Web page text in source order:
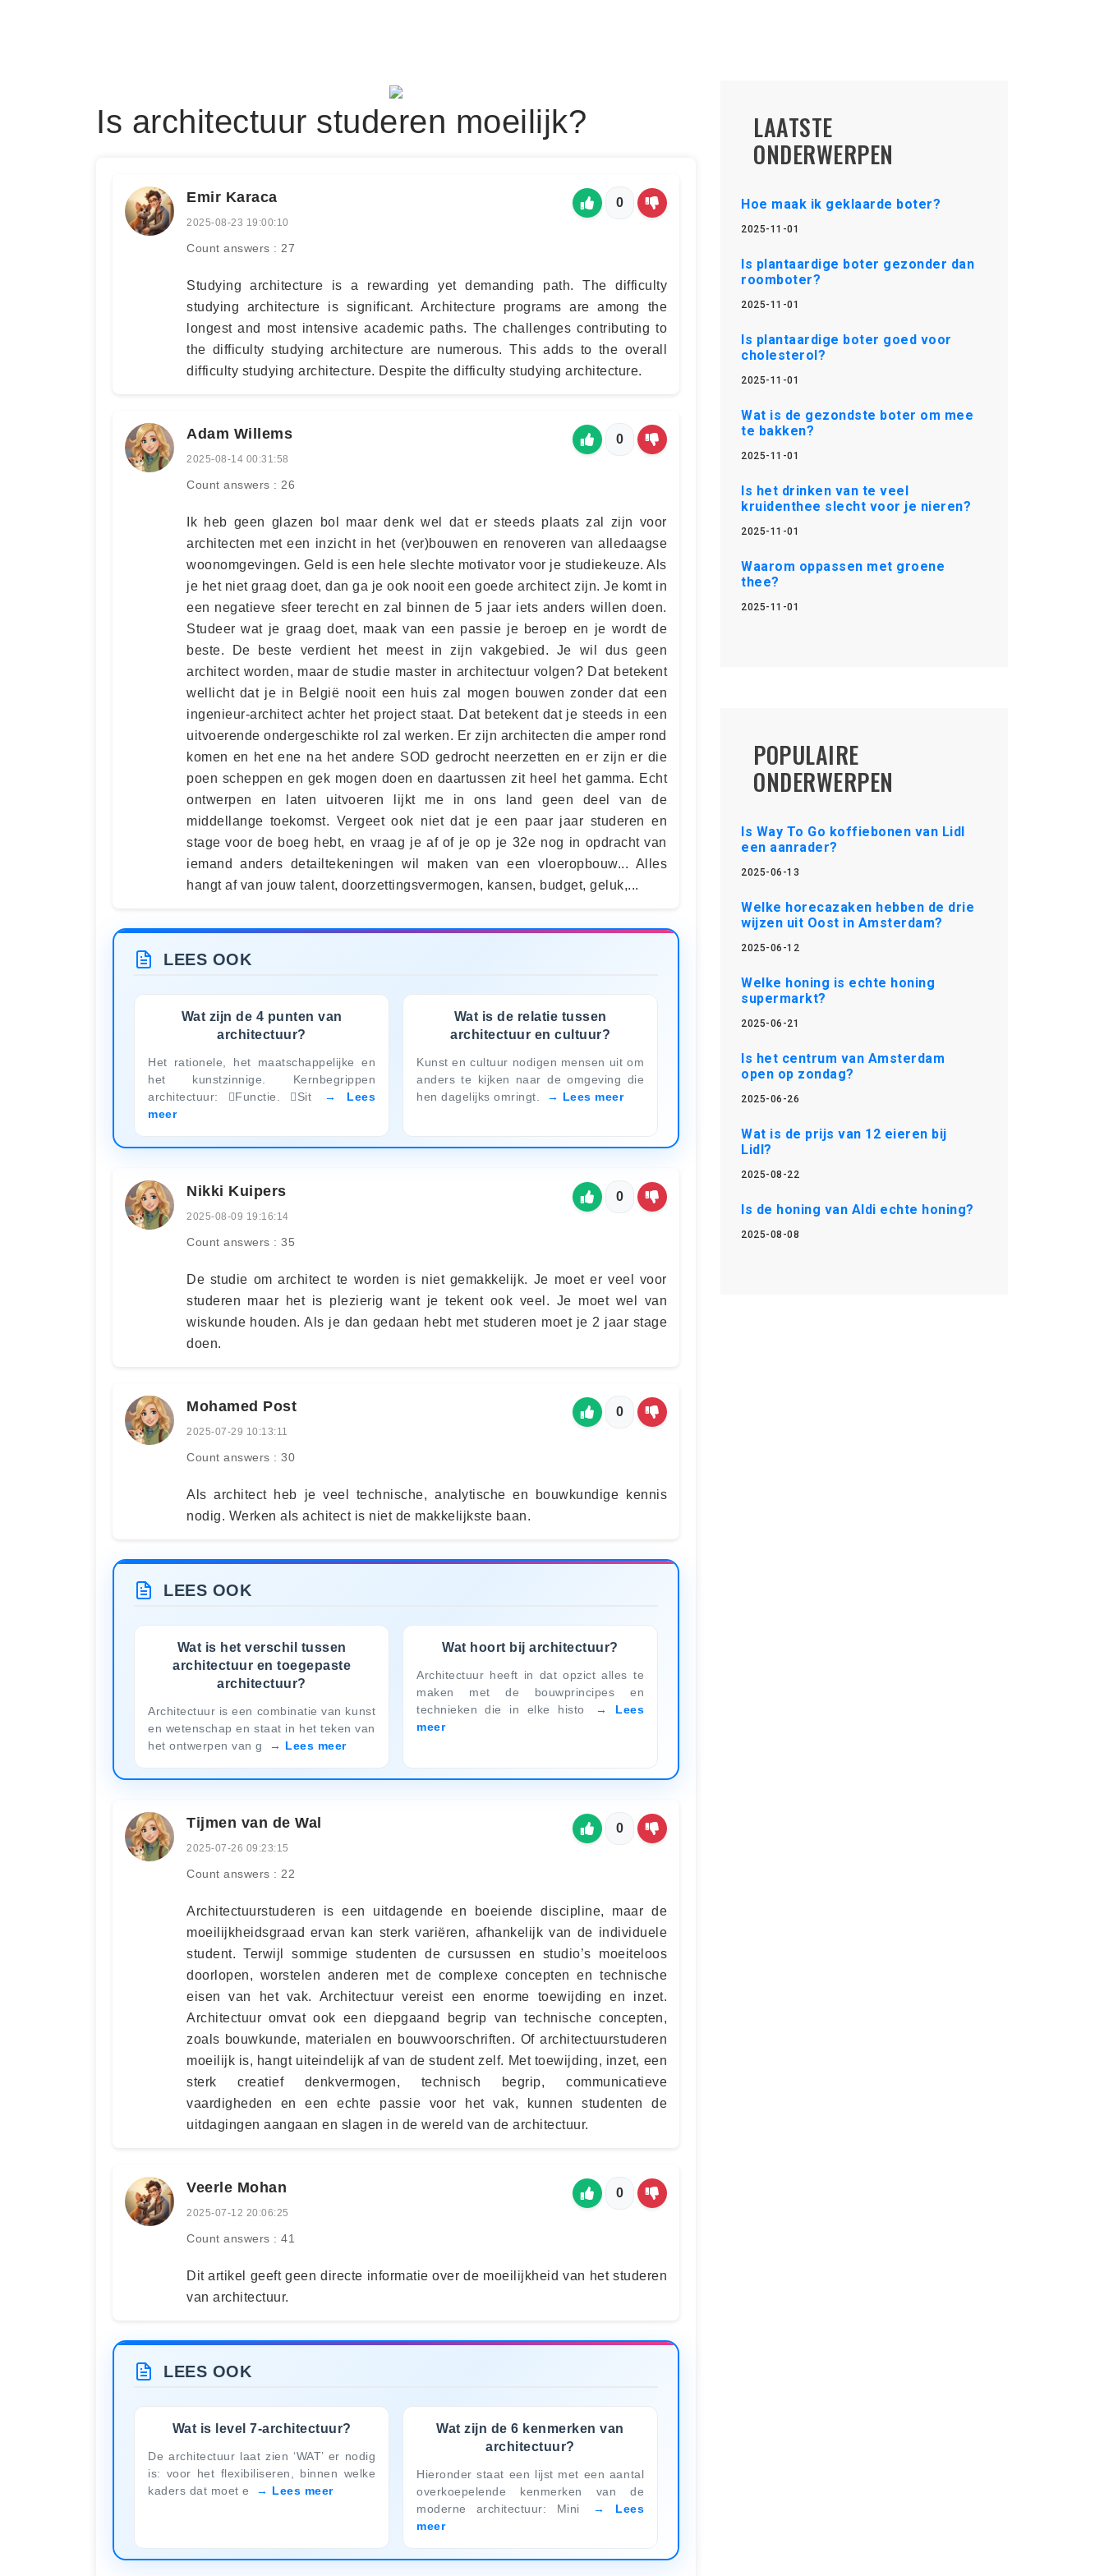
Is architectuur studeren moeilijk?
Emir Karaca
2025-08-23 19:00:10
Count answers : 27
0
Studying architecture is a rewarding yet demanding path. The difficulty
studying architecture is significant. Architecture programs are among the
longest and most intensive academic paths. The challenges contributing to
the difficulty studying architecture are numerous. This adds to the overall
difficulty studying architecture. Despite the difficulty studying architecture.
Adam Willems
2025-08-14 00:31:58
Count answers : 26
0
Ik heb geen glazen bol maar denk wel dat er steeds plaats zal zijn voor
architecten met een inzicht in het (ver)bouwen en renoveren van alledaagse
woonomgevingen. Geld is een hele slechte motivator voor je studiekeuze. Als
je het niet graag doet, dan ga je ook nooit een goede architect zijn. Je komt in
een negatieve sfeer terecht en zal binnen de 5 jaar iets anders willen doen.
Studeer wat je graag doet, maak van een passie je beroep en je wordt de
beste. De beste verdient het meest in zijn vakgebied. Je wil dus geen
architect worden, maar de studie master in architectuur volgen? Dat betekent
wellicht dat je in België nooit een huis zal mogen bouwen zonder dat een
ingenieur-architect achter het project staat. Dat betekent dat je steeds in een
uitvoerende ondergeschikte rol zal werken. Er zijn architecten die amper rond
komen en het ene na het andere SOD gedrocht neerzetten en er zijn er die
poen scheppen en gek mogen doen en daartussen zit heel het gamma. Echt
ontwerpen en laten uitvoeren lijkt me in ons land geen deel van de
middellange toekomst. Vergeet ook niet dat je een paar jaar studeren en
stage voor de boeg hebt, en vraag je af of je op je 32e nog in opdracht van
iemand anders detailtekeningen wil maken van een vloeropbouw... Alles
hangt af van jouw talent, doorzettingsvermogen, kansen, budget, geluk,...
LEES OOK
Wat zijn de 4 punten van
architectuur?
Het rationele, het maatschappelijke en
het kunstzinnige. Kernbegrippen
architectuur: Functie. Sit
Lees
meer
Wat is de relatie tussen
architectuur en cultuur?
Kunst en cultuur nodigen mensen uit om
anders te kijken naar de omgeving die
hen dagelijks omringt.
Lees meer
Nikki Kuipers
2025-08-09 19:16:14
Count answers : 35
0
De studie om architect te worden is niet gemakkelijk. Je moet er veel voor
studeren maar het is plezierig want je tekent ook veel. Je moet wel van
wiskunde houden. Als je dan gedaan hebt met studeren moet je 2 jaar stage
doen.
Mohamed Post
2025-07-29 10:13:11
Count answers : 30
0
Als architect heb je veel technische, analytische en bouwkundige kennis
nodig. Werken als achitect is niet de makkelijkste baan.
LEES OOK
Wat is het verschil tussen
architectuur en toegepaste
architectuur?
Architectuur is een combinatie van kunst
en wetenschap en staat in het teken van
het ontwerpen van g
Lees meer
Wat hoort bij architectuur?
Architectuur heeft in dat opzict alles te
maken met de bouwprincipes en
technieken die in elke histo
Lees
meer
Tijmen van de Wal
2025-07-26 09:23:15
Count answers : 22
0
Architectuurstuderen is een uitdagende en boeiende discipline, maar de
moeilijkheidsgraad ervan kan sterk variëren, afhankelijk van de individuele
student. Terwijl sommige studenten de cursussen en studio’s moeiteloos
doorlopen, worstelen anderen met de complexe concepten en technische
eisen van het vak. Architectuur vereist een enorme toewijding en inzet.
Architectuur omvat ook een diepgaand begrip van technische concepten,
zoals bouwkunde, materialen en bouwvoorschriften. Of architectuurstuderen
moeilijk is, hangt uiteindelijk af van de student zelf. Met toewijding, inzet, een
sterk creatief denkvermogen, technisch begrip, communicatieve
vaardigheden en een echte passie voor het vak, kunnen studenten de
uitdagingen aangaan en slagen in de wereld van de architectuur.
Veerle Mohan
2025-07-12 20:06:25
Count answers : 41
0
Dit artikel geeft geen directe informatie over de moeilijkheid van het studeren
van architectuur.
LEES OOK
Wat is level 7-architectuur?
De architectuur laat zien ‘WAT’ er nodig
is: voor het flexibiliseren, binnen welke
kaders dat moet e
Lees meer
Wat zijn de 6 kenmerken van
architectuur?
Hieronder staat een lijst met een aantal
overkoepelende kenmerken van de
moderne architectuur: Mini
Lees
meer
LAATSTE
ONDERWERPEN
Hoe maak ik geklaarde boter?
2025-11-01
Is plantaardige boter gezonder dan
roomboter?
2025-11-01
Is plantaardige boter goed voor
cholesterol?
2025-11-01
Wat is de gezondste boter om mee
te bakken?
2025-11-01
Is het drinken van te veel
kruidenthee slecht voor je nieren?
2025-11-01
Waarom oppassen met groene
thee?
2025-11-01
POPULAIRE
ONDERWERPEN
Is Way To Go koffiebonen van Lidl
een aanrader?
2025-06-13
Welke horecazaken hebben de drie
wijzen uit Oost in Amsterdam?
2025-06-12
Welke honing is echte honing
supermarkt?
2025-06-21
Is het centrum van Amsterdam
open op zondag?
2025-06-26
Wat is de prijs van 12 eieren bij
Lidl?
2025-08-22
Is de honing van Aldi echte honing?
2025-08-08